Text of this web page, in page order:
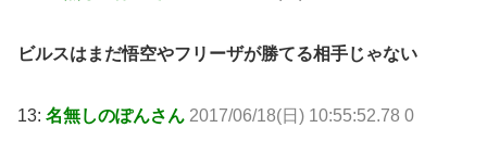
ビルスはまだ悟空やフリーザが勝てる相手じゃない
13: 名無しのぽんさん 2017/06/18(日) 10:55:52.78 0